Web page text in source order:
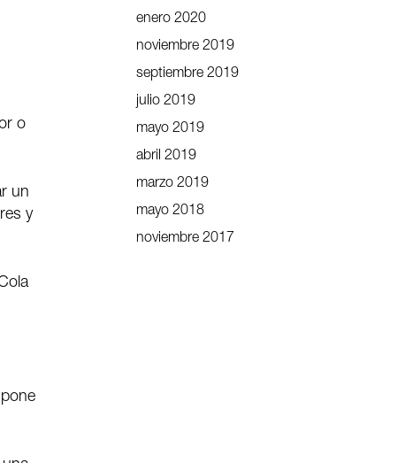
o
un
y
enero 2020
noviembre 2019
septiembre 2019
julio 2019
mayo 2019
abril 2019
marzo 2019
mayo 2018
noviembre 2017